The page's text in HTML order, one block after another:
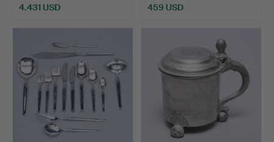
4.431 USD 459 USD